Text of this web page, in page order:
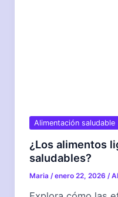
Alimentación saludable
¿Los alimentos
saludables?
Maria /enero 22, 2026 /